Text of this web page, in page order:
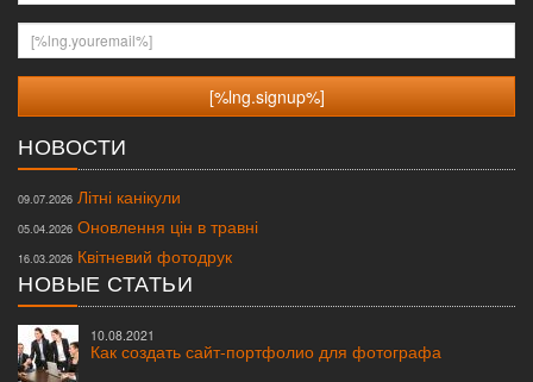
[%lng.youremail%]
НОВОСТИ
09.07.2026 Літні канікули
05.04.2026 Оновлення цін в травні
16.03.2026 Квітневий фотодрук
НОВЫЕ СТАТЬИ
10.08.2021
Как создать сайт-портфолио для фотографа